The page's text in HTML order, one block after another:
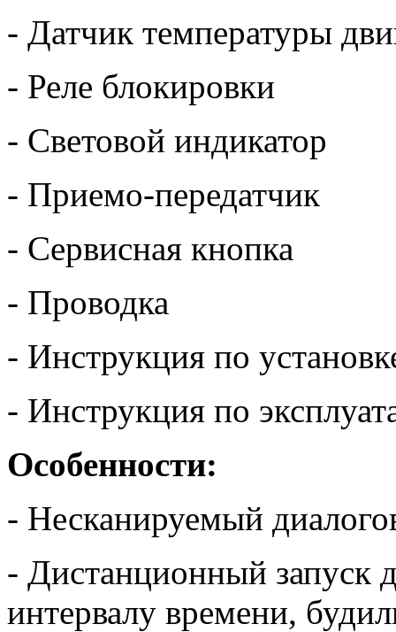
- Датчик температуры
- Реле блокировки
- Световой индикатор
- Приемо-передатчик
- Сервисная кнопка
- Проводка
- Инструкция по
- Инструкция по
Особенности:
- Несканируемый
- Дистанционный запуск
интервалу времени,